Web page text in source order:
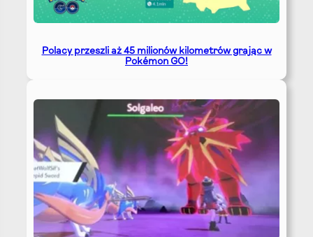
Polacy przeszli aż 45 milionów kilometrów grając w
Pokémon GO!